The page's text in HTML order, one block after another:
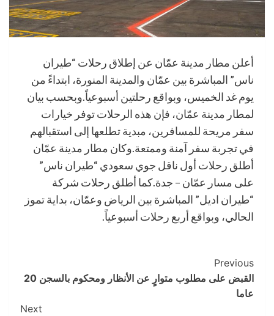
أعلن مطار مدينة عمّان عن إطلاق رحلات “طيران
ناس” المباشرة بين عمّان والمدينة المنورة، ابتداءً من
يوم غد الخميس، وبواقع رحلتين أسبوعياً.وبحسب بيان
لمطار مدينة عمّان، فإن هذه الرحلات توفر خيارات
سفر مريحة للمسافرين، مبدية تطلعها إلى استقبالهم
في تجربة سفر آمنة وممتعة.وكان مطار مدينة عمّان
أطلق رحلات أول ناقل جوي سعودي “طيران ناس”
على مسار عمّان – جدة.كما أطلق رحلات شركة
“طيران اديل” المباشرة بين الرياض وعمّان، بداية تموز
الحالي، وبواقع أربع رحلات أسبوعياً.
Post
Navigation
Previous
القبض على مطلوب متوارٍ عن الأنظار ومحكوم بالسجن 20
عاما
Next